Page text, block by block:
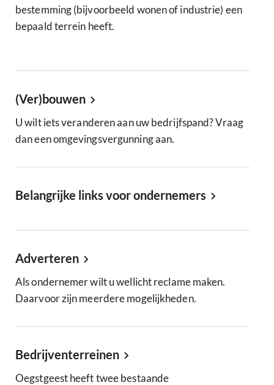
bestemming (bijvoorbeeld wonen of industrie) een
bepaald terrein heeft.
(Ver)bouwen
U wilt iets veranderen aan uw bedrijfspand? Vraag
dan een omgevingsvergunning aan.
Belangrijke links voor ondernemers
Adverteren
Als ondernemer wilt u wellicht reclame maken.
Daarvoor zijn meerdere mogelijkheden.
Bedrijventerreinen
Oegstgeest heeft twee bestaande